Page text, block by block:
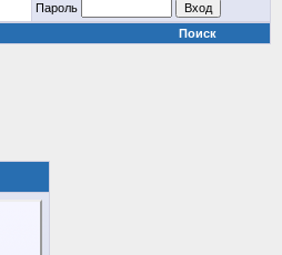
Пароль
Поиск